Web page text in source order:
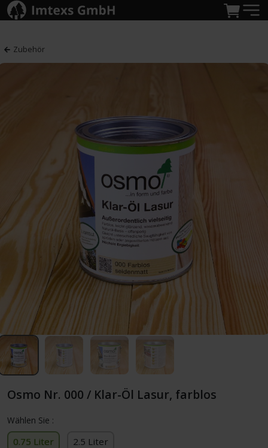
Zubehör
Osmo Nr. 000 / Klar-Öl Lasur, farblos
Wählen Sie :
0.75 Liter 2.5 Liter